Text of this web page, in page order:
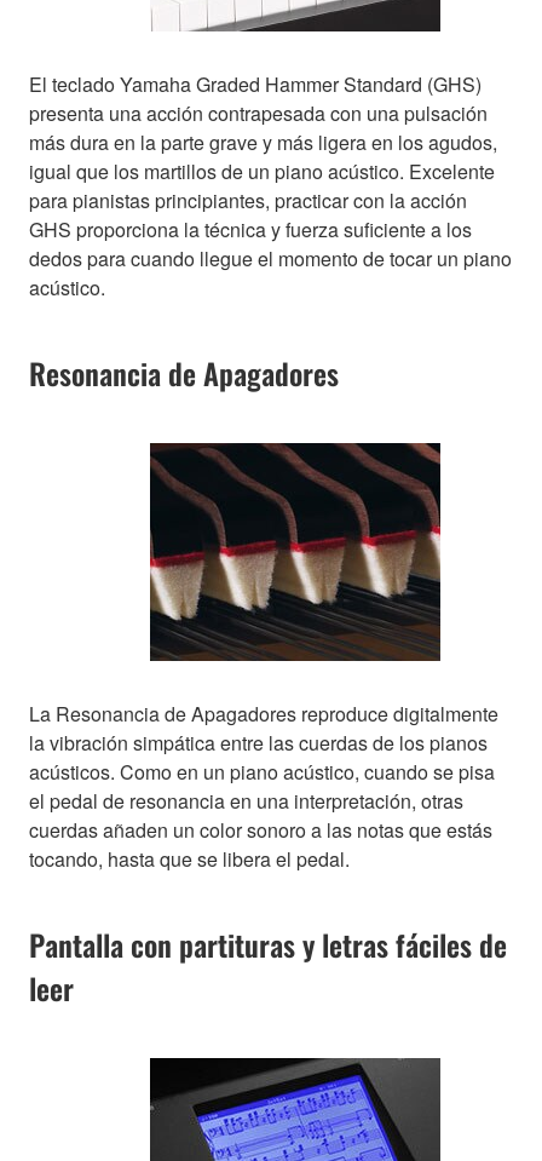
El teclado Yamaha Graded Hammer Standard (GHS)
presenta una acción contrapesada con una pulsación
más dura en la parte grave y más ligera en los agudos,
igual que los martillos de un piano acústico. Excelente
para pianistas principiantes, practicar con la acción
GHS proporciona la técnica y fuerza suficiente a los
dedos para cuando llegue el momento de tocar un piano
acústico.
Resonancia de Apagadores
La Resonancia de Apagadores reproduce digitalmente
la vibración simpática entre las cuerdas de los pianos
acústicos. Como en un piano acústico, cuando se pisa
el pedal de resonancia en una interpretación, otras
cuerdas añaden un color sonoro a las notas que estás
tocando, hasta que se libera el pedal.
Pantalla con partituras y letras fáciles de
leer